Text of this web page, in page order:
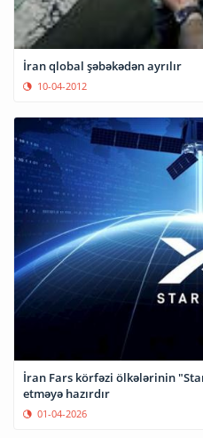
İran qlobal şəbəkədən ayrılır
10-04-2012
İran Fars körfəzi ölkələrinin
etməyə hazırdır
01-04-2026